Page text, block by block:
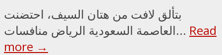
بتألق لافت من هتان السيف، احتضنت
العاصمة السعودية الرياض منافسات... Read
more →